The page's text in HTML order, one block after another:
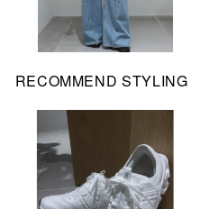
RECOMMEND STYLING